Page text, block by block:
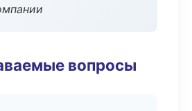
вопросы